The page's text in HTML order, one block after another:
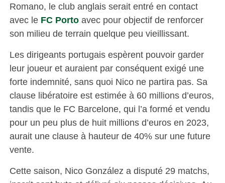
Romano, le club anglais serait entré en contact
avec le FC Portoavec pour objectif de renforcer
son milieu de terrain quelque peu vieillissant.
Les dirigeants portugais espèrent pouvoir garder
leur joueur et auraient par conséquent exigé une
forte indemnité, sans quoi Nico ne partira pas. Sa
clause libératoire est estimée à 60 millions d’euros,
tandis que le FC Barcelone, qui l’a formé et vendu
pour un peu plus de huit millions d’euros en 2023,
aurait une clause à hauteur de 40% sur une future
vente.
Cette saison, Nico González a disputé 29 matchs,